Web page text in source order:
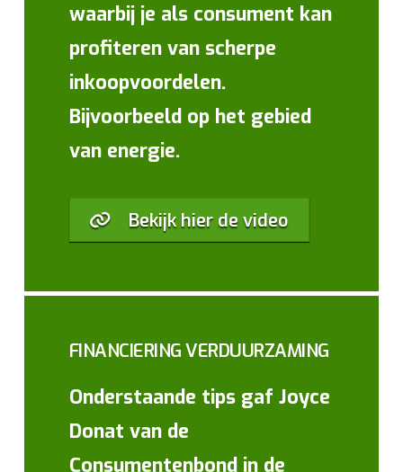
waarbij je als consument kan
profiteren van scherpe
inkoopvoordelen.
Bijvoorbeeld op het gebied
van energie.
Bekijk hier de video
FINANCIERING VERDUURZAMING
Onderstaande tips gaf Joyce
Donat van de
Consumentenbond in de